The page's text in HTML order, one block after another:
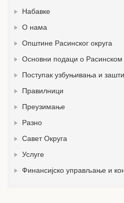
Набавке
О нама
Општине Расинског округа
Основни подаци о Расинском
Поступак узбуњивања и
Правилници
Преузимање
Разно
Савет Округа
Услуге
Финансијско управљање и